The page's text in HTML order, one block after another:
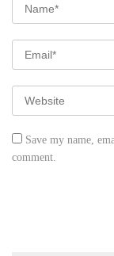
Save my name,
comment.